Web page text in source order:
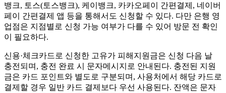
뱅크, 토스(토스뱅크), 케이뱅크, 카카오페이 간편결제, 네이버
페이 간편결제 앱 등을 통해서도 신청할 수 있다. 다만 은행 영
업점은 지점별로 신청 가능 여부가 다를 수 있어 방문 전 확인
이 필요하다.
신용·체크카드로 신청한 고유가 피해지원금은 신청 다음 날
충전되며, 충전 완료 시 문자메시지로 안내된다. 충전된 지원
금은 카드 포인트와 별도로 구분되며, 사용처에서 해당 카드로
결제할 경우 일반 카드 결제보다 우선 사용된다. 잔액은 문자